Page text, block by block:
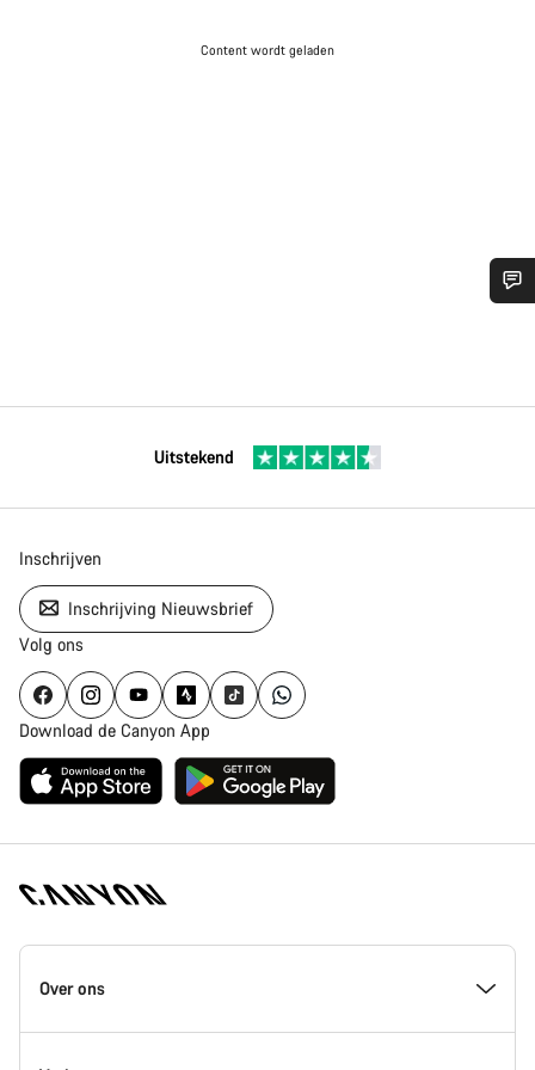
Content wordt geladen
Uitstekend
Inschrijven
Inschrijving Nieuwsbrief
Volg ons
Download de Canyon App
Canyon
Homepage
Over ons